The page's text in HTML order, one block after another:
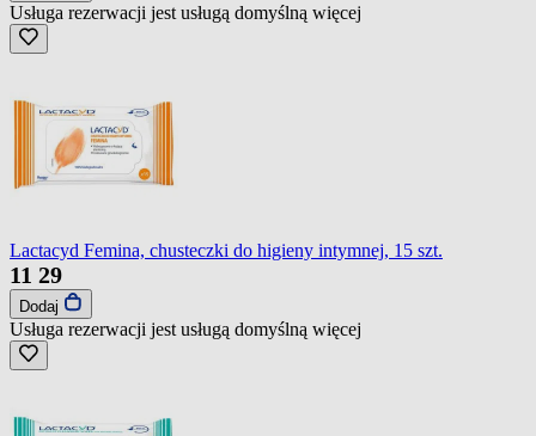
Usługa rezerwacji jest usługą domyślną więcej
Lactacyd Femina, chusteczki do higieny intymnej, 15 szt.
11 29
Dodaj
Usługa rezerwacji jest usługą domyślną więcej